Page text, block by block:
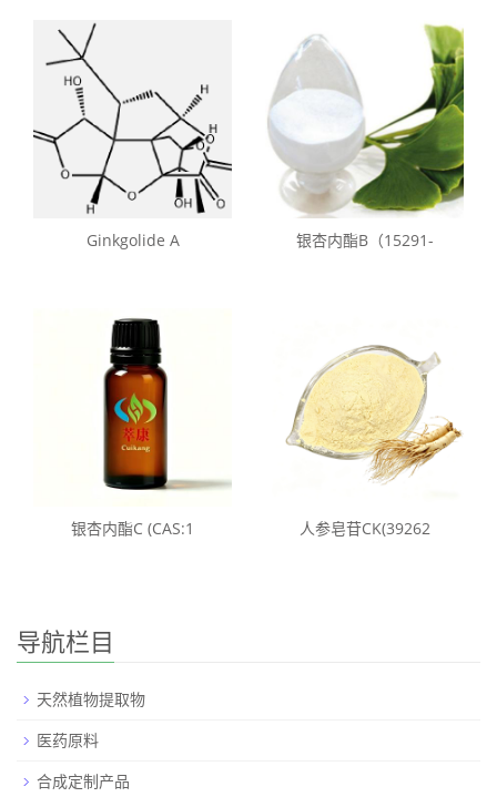
Ginkgolide A 银杏内酯B（15291-
银杏内酯C (CAS:1 人参皂苷CK(39262
导航栏目
天然植物提取物
医药原料
合成定制产品